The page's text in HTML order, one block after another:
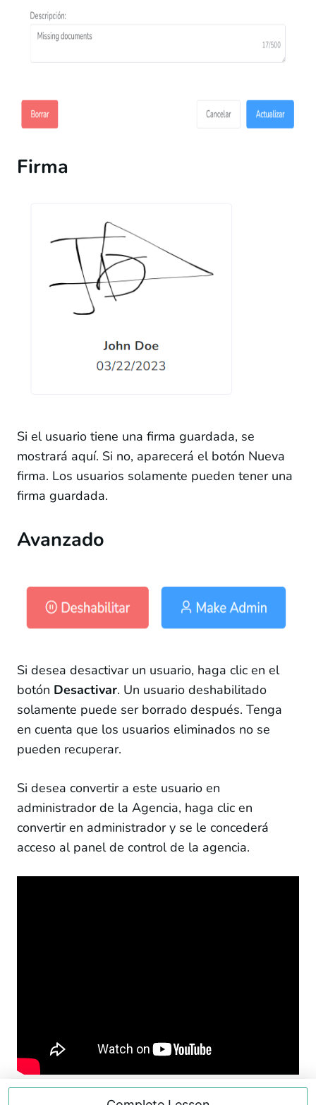
Firma
Si el usuario tiene una firma guardada, se
mostrará aquí. Si no, aparecerá el botón Nueva
firma. Los usuarios solamente pueden tener una
firma guardada.
Avanzado
Si desea desactivar un usuario, haga clic en el
botón Desactivar. Un usuario deshabilitado
solamente puede ser borrado después. Tenga
en cuenta que los usuarios eliminados no se
pueden recuperar.
Si desea convertir a este usuario en
administrador de la Agencia, haga clic en
convertir en administrador y se le concederá
acceso al panel de control de la agencia.